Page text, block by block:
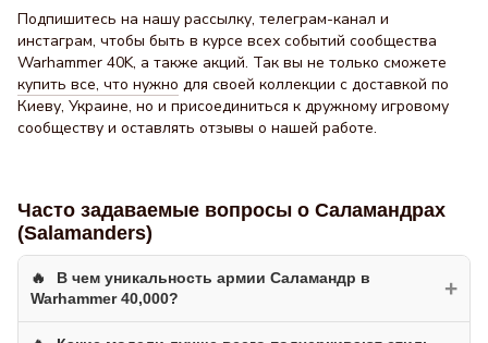
Подпишитесь на нашу рассылку, телеграм-канал и
инстаграм, чтобы быть в курсе всех событий сообщества
Warhammer 40K, а также акций. Так вы не только сможете
купить все, что нужно для своей коллекции с доставкой по
Киеву, Украине, но и присоединиться к дружному игровому
сообществу и оставлять отзывы о нашей работе.
Часто задаваемые вопросы о Саламандрах
(Salamanders)
В чем уникальность армии Саламандр в
Warhammer 40,000?
+